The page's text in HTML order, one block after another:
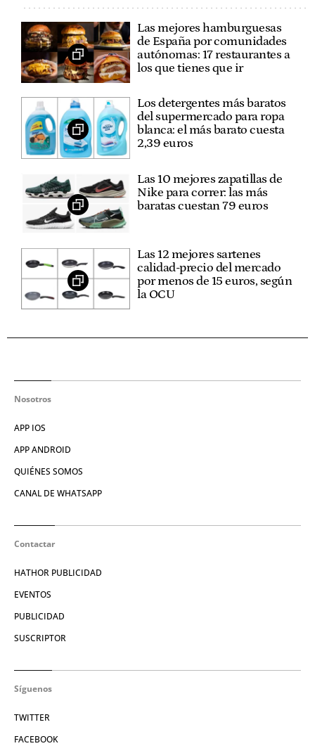
Las mejores hamburguesas
de España por comunidades
autónomas: 17 restaurantes a
los que tienes que ir
Los detergentes más baratos
del supermercado para ropa
blanca: el más barato cuesta
2,39 euros
Las 10 mejores zapatillas de
Nike para correr: las más
baratas cuestan 79 euros
Las 12 mejores sartenes
calidad-precio del mercado
por menos de 15 euros, según
la OCU
Nosotros
APP IOS
APP ANDROID
QUIÉNES SOMOS
CANAL DE WHATSAPP
Contactar
HATHOR PUBLICIDAD
EVENTOS
PUBLICIDAD
SUSCRIPTOR
Síguenos
TWITTER
FACEBOOK